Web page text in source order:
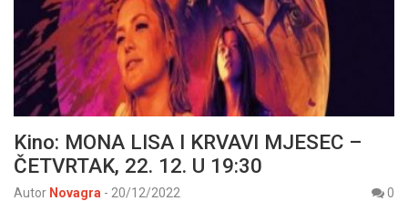
Kino: MONA LISA I KRVAVI MJESEC –
ČETVRTAK, 22. 12. U 19:30
Autor Novagra - 20/12/2022
0